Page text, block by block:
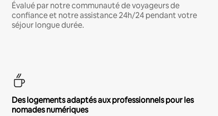
Évalué par notre communauté de voyageurs de
confiance et notre assistance 24h/24 pendant votre
séjour longue durée.
Des logements adaptés aux professionnels pour les
nomades numériques